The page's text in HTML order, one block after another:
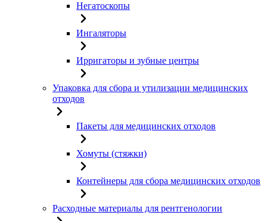
Негатоскопы
Ингаляторы
Ирригаторы и зубные центры
Упаковка для сбора и утилизации медицинских
отходов
Пакеты для медицинских отходов
Хомуты (стяжки)
Контейнеры для сбора медицинских отходов
Расходные материалы для рентгенологии